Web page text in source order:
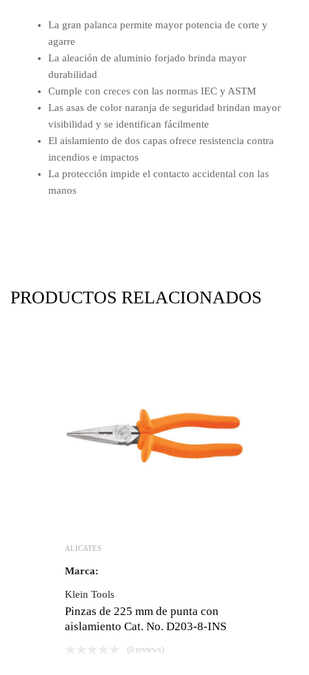
La gran palanca permite mayor potencia de corte y
agarre
La aleación de aluminio forjado brinda mayor
durabilidad
Cumple con creces con las normas IEC y ASTM
Las asas de color naranja de seguridad brindan mayor
visibilidad y se identifican fácilmente
El aislamiento de dos capas ofrece resistencia contra
incendios e impactos
La protección impide el contacto accidental con las
manos
PRODUCTOS RELACIONADOS
ALICATES
Marca:
Klein Tools
Pinzas de 225 mm de punta con
aislamiento Cat. No. D203-8-INS
(0 reviews)